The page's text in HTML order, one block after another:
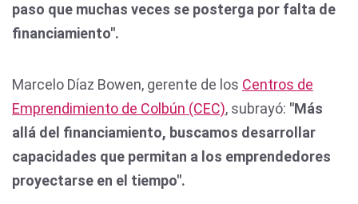
paso que muchas veces se posterga por falta de
financiamiento".
Marcelo Díaz Bowen, gerente de los Centros de
Emprendimiento de Colbún (CEC), subrayó: "Más
allá del financiamiento, buscamos desarrollar
capacidades que permitan a los emprendedores
proyectarse en el tiempo".